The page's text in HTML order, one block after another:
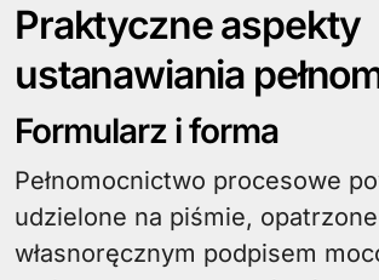
Praktyczne aspekty
ustanawiania
Formularz i forma
Pełnomocnictwo procesowe
udzielone na piśmie, opatrzone
własnoręcznym podpisem